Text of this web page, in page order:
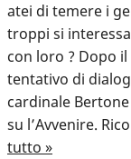
atei di temere i
troppi si
con loro ? Dopo
tentativo di
cardinale
su l’Avvenire.
tutto »